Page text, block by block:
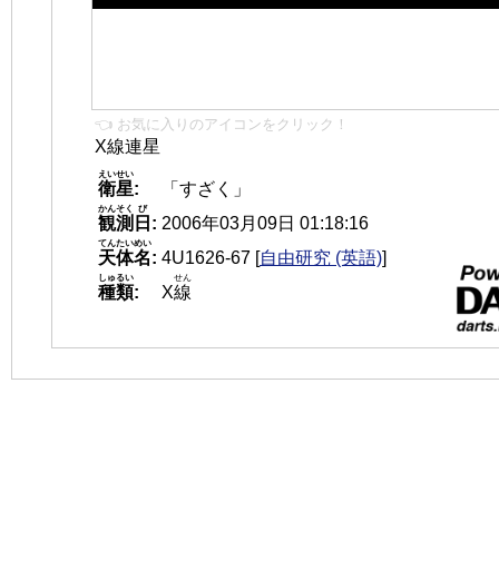
👈 お気に入りのアイコンをクリック！
X線連星
衛星
えいせい
:
「すざく」
観測
かんそく
日
び
: 2006年03月09日 01:18:16
天体名
てんたいめい
: 4U1626-67 [自由研究 (英語)]
種類
しゅるい
: X線
せん